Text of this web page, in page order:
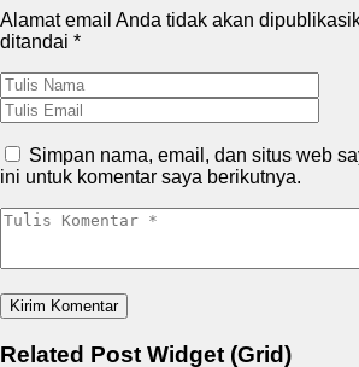
Alamat email Anda tidak akan
ditandai *
Simpan nama, email, dan situs web
ini untuk komentar saya berikutnya.
Related Post Widget (Grid)